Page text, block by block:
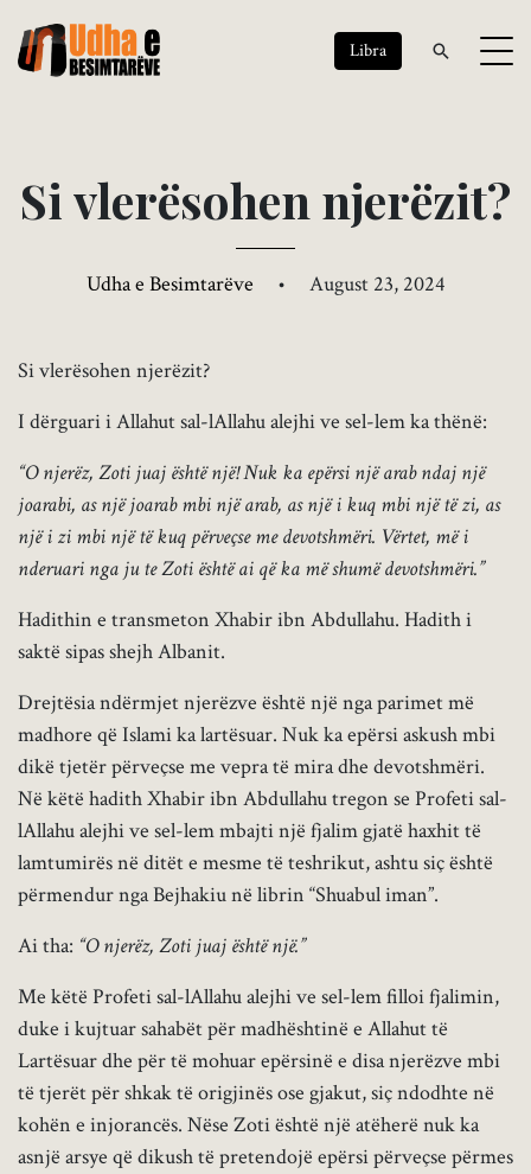
Libra
Si vlerësohen njerëzit?
Udha e Besimtarëve • August 23, 2024
Si vlerësohen njerëzit?
I dërguari i Allahut sal-lAllahu alejhi ve sel-lem ka thënë:
“O njerëz, Zoti juaj është një! Nuk ka epërsi një arab ndaj një
joarabi, as një joarab mbi një arab, as një i kuq mbi një të zi, as
një i zi mbi një të kuq përveçse me devotshmëri. Vërtet, më i
nderuari nga ju te Zoti është ai që ka më shumë devotshmëri.”
Hadithin e transmeton Xhabir ibn Abdullahu. Hadith i
saktë sipas shejh Albanit.
Drejtësia ndërmjet njerëzve është një nga parimet më
madhore që Islami ka lartësuar. Nuk ka epërsi askush mbi
dikë tjetër përveçse me vepra të mira dhe devotshmëri.
Në këtë hadith Xhabir ibn Abdullahu tregon se Profeti sal-
lAllahu alejhi ve sel-lem mbajti një fjalim gjatë haxhit të
lamtumirës në ditët e mesme të teshrikut, ashtu siç është
përmendur nga Bejhakiu në librin “Shuabul iman”.
Ai tha: “O njerëz, Zoti juaj është një.”
Me këtë Profeti sal-lAllahu alejhi ve sel-lem filloi fjalimin,
duke i kujtuar sahabët për madhështinë e Allahut të
Lartësuar dhe për të mohuar epërsinë e disa njerëzve mbi
të tjerët për shkak të origjinës ose gjakut, siç ndodhte në
kohën e injorancës. Nëse Zoti është një atëherë nuk ka
asnjë arsye që dikush të pretendojë epërsi përveçse përmes